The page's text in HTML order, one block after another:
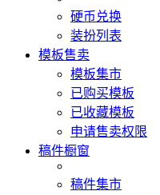
硬币兑换
装扮列表
模板售卖
模板集市
已购买模板
已收藏模板
申请售卖权限
稿件橱窗
稿件集市